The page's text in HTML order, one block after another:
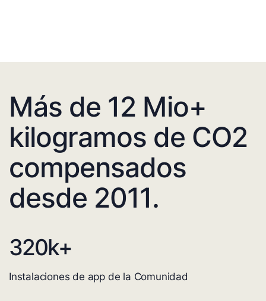
Más de 12 Mio+
kilogramos de CO2
compensados
desde 2011.
320k+
Instalaciones de app de la Comunidad